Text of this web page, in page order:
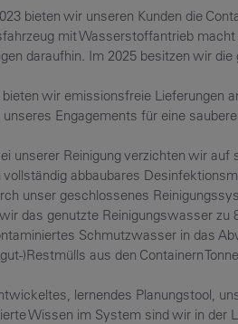
bieten wir unseren Kunden die
mit Wasserstoffantrieb macht
daraufhin. Im 2025 besitzen wir die
wir emissionsfreie Lieferungen
Engagements für eine
unserer Reinigung verzichten wir auf
abbaubares
unser geschlossenes
das genutzte Reinigungswasser zu
Schmutzwasser in das
)Restmülls aus den Containern
lernendes Planungstool,
Wissen im System sind wir in der